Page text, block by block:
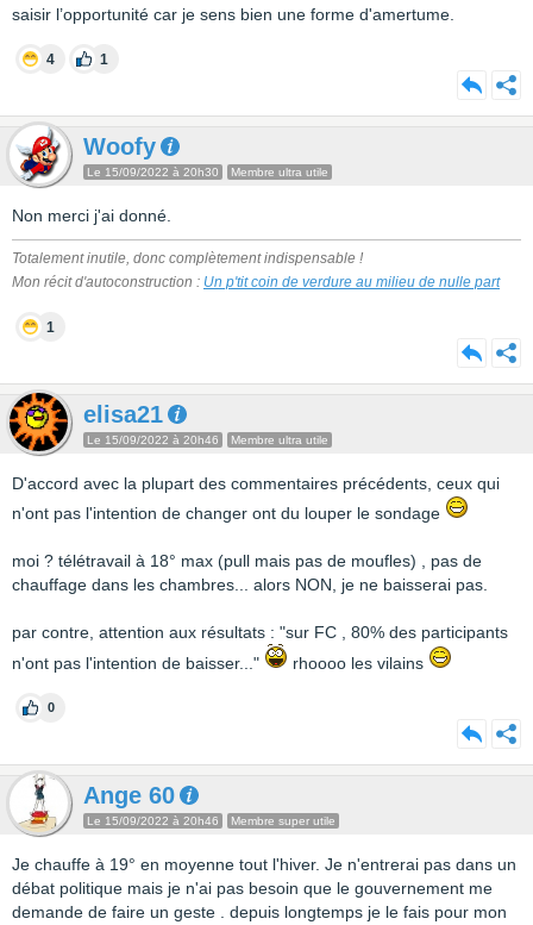
saisir l’opportunité car je sens bien une forme d'amertume.
4 1
Woofy
Le 15/09/2022 à 20h30 Membre ultra utile
Non merci j'ai donné.
Totalement inutile, donc complètement indispensable !
Mon récit d'autoconstruction : Un p'tit coin de verdure au milieu de nulle part
1
elisa21
Le 15/09/2022 à 20h46 Membre ultra utile
D'accord avec la plupart des commentaires précédents, ceux qui
n'ont pas l'intention de changer ont du louper le sondage
moi ? télétravail à 18° max (pull mais pas de moufles) , pas de
chauffage dans les chambres... alors NON, je ne baisserai pas.
par contre, attention aux résultats : "sur FC , 80% des participants
n'ont pas l'intention de baisser..."
rhoooo les vilains
0
Ange 60
Le 15/09/2022 à 20h46 Membre super utile
Je chauffe à 19° en moyenne tout l'hiver. Je n'entrerai pas dans un
débat politique mais je n'ai pas besoin que le gouvernement me
demande de faire un geste . depuis longtemps je le fais pour mon